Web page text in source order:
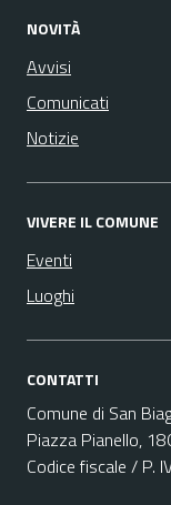
NOVITÀ
Avvisi
Comunicati
Notizie
VIVERE IL COMUNE
Eventi
Luoghi
CONTATTI
Comune di San
Piazza Pianello,
Codice fiscale / P.